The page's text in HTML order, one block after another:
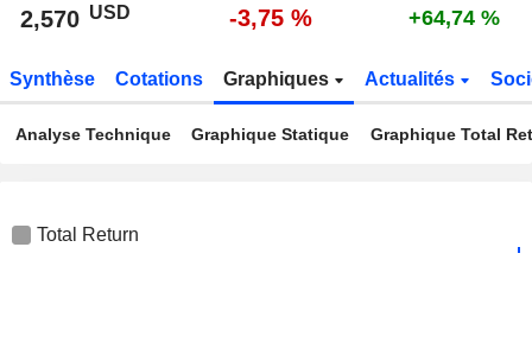
2,570 USD -3,75 % +64,74 %
Synthèse Cotations Graphiques Actualités
Analyse Technique Graphique Statique Graphique Total
Total Return